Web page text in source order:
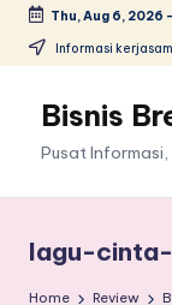
Skip
content
Thu, Aug 6, 2026 -
Informasi
Bisnis
Pusat
lagu-
Home Review